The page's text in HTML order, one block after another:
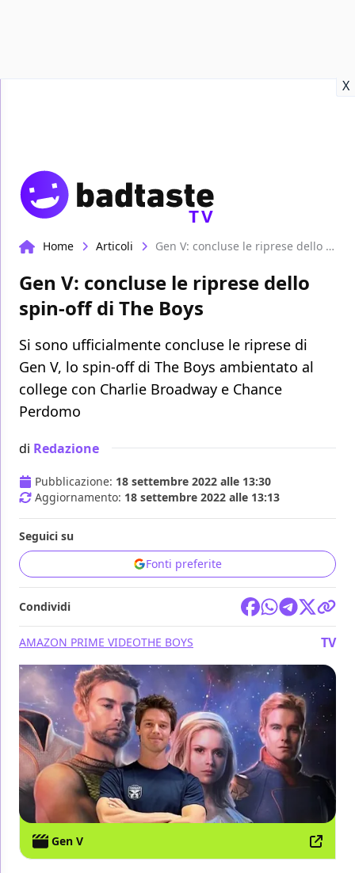
X
TV
Home Articoli Gen V: concluse le riprese dello spin-off di The Boys
Gen V: concluse le riprese dello
spin-off di The Boys
Si sono ufficialmente concluse le riprese di
Gen V, lo spin-off di The Boys ambientato al
college con Charlie Broadway e Chance
Perdomo
di Redazione
Pubblicazione: 18 settembre 2022 alle 13:30
Aggiornamento: 18 settembre 2022 alle 13:13
Seguici su
Fonti preferite
Condividi
AMAZON PRIME VIDEOTHE BOYS TV
Gen V